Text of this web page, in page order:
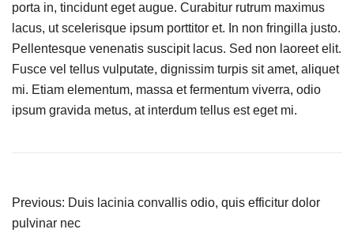
porta in, tincidunt eget augue. Curabitur rutrum maximus
lacus, ut scelerisque ipsum porttitor et. In non fringilla justo.
Pellentesque venenatis suscipit lacus. Sed non laoreet elit.
Fusce vel tellus vulputate, dignissim turpis sit amet, aliquet
mi. Etiam elementum, massa et fermentum viverra, odio
ipsum gravida metus, at interdum tellus est eget mi.
Previous: Duis lacinia convallis odio, quis efficitur dolor
pulvinar nec